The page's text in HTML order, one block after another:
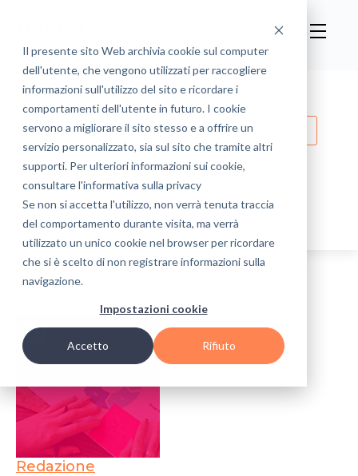
Il presente sito Web archivia cookie sul computer
dell'utente, che vengono utilizzati per raccogliere
informazioni sull'utilizzo del sito e ricordare i
comportamenti dell'utente in futuro. I cookie
servono a migliorare il sito stesso e a offrire un
servizio personalizzato, sia sul sito che tramite altri
supporti. Per ulteriori informazioni sui cookie,
consultare l'informativa sulla privacy
Se non si accetta l'utilizzo, non verrà tenuta traccia
del comportamento durante visita, ma verrà
utilizzato un unico cookie nel browser per ricordare
che si è scelto di non registrare informazioni sulla
navigazione.
Impostazioni cookie
Accetto Rifiuto
Processi di Vendita B2B
Customer Experience
HubSpot CRM
Lead Management
Sales Automation and Intelligence
Eventi & News
Redazione